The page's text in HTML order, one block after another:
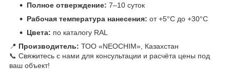
Полное отверждение: 7–10 суток
Рабочая температура нанесения: от +5°C до +30°C
Цвета: по каталогу RAL
📍 Производитель: ТОО «NEOCHIM», Казахстан
📞 Свяжитесь с нами для консультации и расчёта цены под
ваш объект!